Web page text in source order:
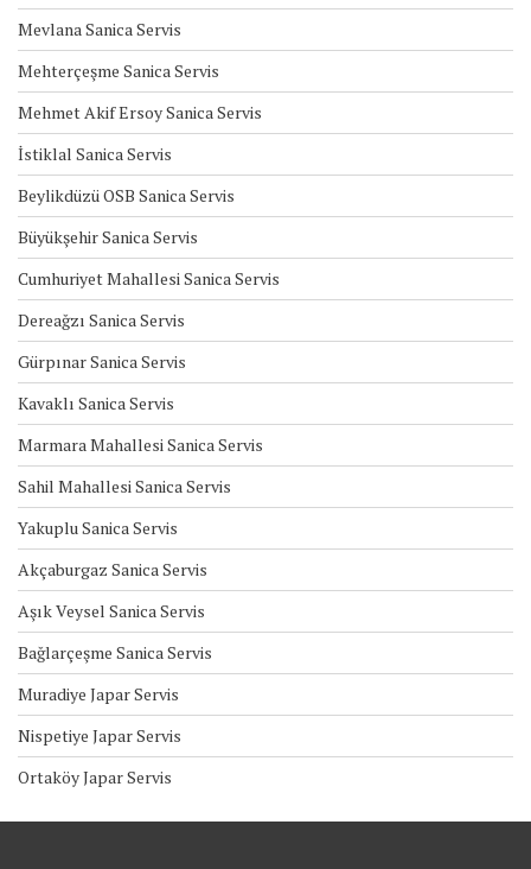
Mevlana Sanica Servis
Mehterçeşme Sanica Servis
Mehmet Akif Ersoy Sanica Servis
İstiklal Sanica Servis
Beylikdüzü OSB Sanica Servis
Büyükşehir Sanica Servis
Cumhuriyet Mahallesi Sanica Servis
Dereağzı Sanica Servis
Gürpınar Sanica Servis
Kavaklı Sanica Servis
Marmara Mahallesi Sanica Servis
Sahil Mahallesi Sanica Servis
Yakuplu Sanica Servis
Akçaburgaz Sanica Servis
Aşık Veysel Sanica Servis
Bağlarçeşme Sanica Servis
Muradiye Japar Servis
Nispetiye Japar Servis
Ortaköy Japar Servis